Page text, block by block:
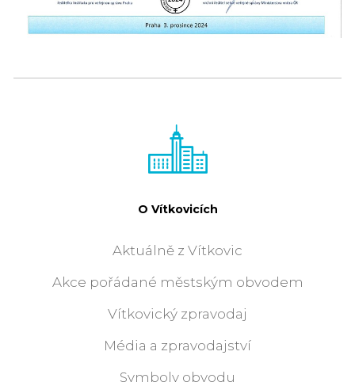
O Vítkovicích
Aktuálně z Vítkovic
Akce pořádané městským obvodem
Vítkovický zpravodaj
Média a zpravodajství
Symboly obvodu